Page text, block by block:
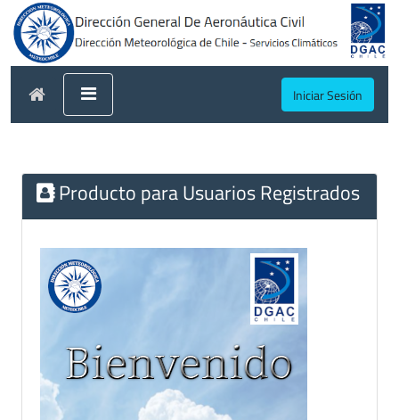
Iniciar Sesión
Producto para Usuarios Registrados